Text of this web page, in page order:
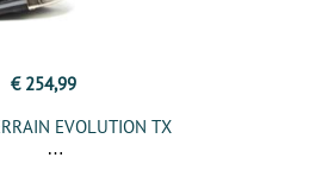
€ 254,99
EVOLUTION TX